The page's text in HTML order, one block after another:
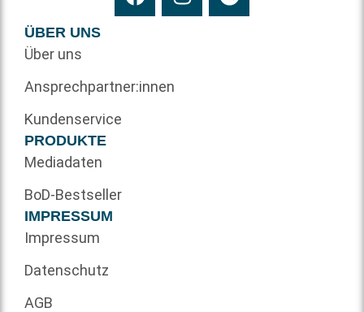
ÜBER UNS
Über uns
Ansprechpartner:innen
Kundenservice
PRODUKTE
Mediadaten
BoD-Bestseller
IMPRESSUM
Impressum
Datenschutz
AGB